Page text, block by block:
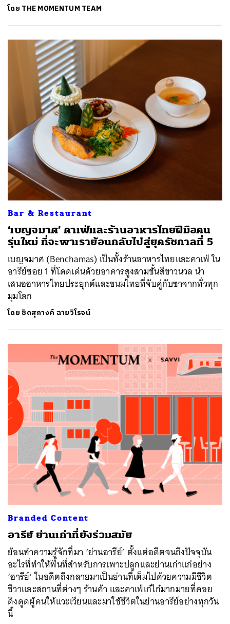
โดย THE MOMENTUM TEAM
Bar & Restaurant
‘เบญจมาศ’ คาเฟ่และร้านอาหารไทยฝีมือคน
รุ่นใหม่ ที่จะพาเราย้อนกลับไปสู่ยุครัชกาลที่ 5
เบญจมาศ (Benchamas) เป็นทั้งร้านอาหารไทยและคาเฟ่ ใน
อารีย์ซอย 1 ที่โดดเด่นด้วยอาคารสูงสามชั้นสีขาวนวล นำ
เสนออาหารไทยประยุกต์และขนมไทยที่จับคู่กับชาจากทั่วทุก
มุมโลก
โดย ชิดสุภางค์ ฉายวิโรจน์
Branded Content
อารีย์ ย่านเก่าที่ยังร่วมสมัย
ย้อนทำความรู้จักที่มา ‘ย่านอารีย์’ ตั้งแต่อดีตจนถึงปัจจุบัน
อะไรที่ทำให้พื้นที่สำหรับการเพาะปลูกและย่านเก่าแก่อย่าง
‘อารีย์’ ในอดีตถึงกลายมาเป็นย่านที่เต็มไปด้วยความมีชีวิต
ชีวาและสถานที่ต่างๆ ร้านค้า และคาเฟ่เก๋ไก๋มากมายที่คอย
ดึงดูดผู้คนให้แวะเวียนและมาใช้ชีวิตในย่านอารีย์อย่างทุกวัน
นี้